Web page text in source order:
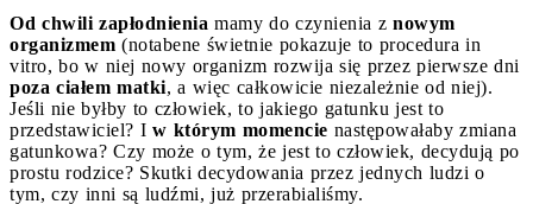
Od chwili zapłodnienia mamy do czynienia z nowym
organizmem (notabene świetnie pokazuje to procedura in
vitro, bo w niej nowy organizm rozwija się przez pierwsze dni
poza ciałem matki, a więc całkowicie niezależnie od niej).
Jeśli nie byłby to człowiek, to jakiego gatunku jest to
przedstawiciel? I w którym momencie następowałaby zmiana
gatunkowa? Czy może o tym, że jest to człowiek, decydują po
prostu rodzice? Skutki decydowania przez jednych ludzi o
tym, czy inni są ludźmi, już przerabialiśmy.